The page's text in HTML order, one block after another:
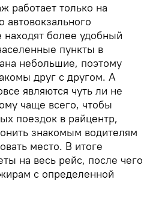
работает только на
автовокзального
более удобный
пункты в
небольшие, поэтому
друг с другом. А
являются чуть ли не
чаще всего, чтобы
поездок в райцентр,
знакомым водителям
место. В итоге
на весь рейс, после чего
с определенной